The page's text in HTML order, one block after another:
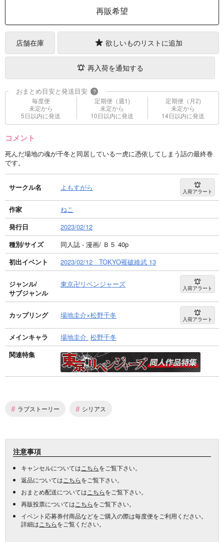
再販希望
店舗在庫 欲しいものリストに追加
再入荷を通知する
おまとめ目安と発送目安 ?
毎度便
未定から
5日以内に発送
定期便（週1)
未定から
10日以内に発送
定期便（月2)
未定から
14日以内に発送
コメント
死んだ場地の魂が千冬と同居している一虎に憑依してしまう話の最終巻
です。
サークル名 よもすがら 入荷アラート
作家
ねこ
発行日
2023/02/12
種別/サイズ
同人誌 - 漫画/ Ｂ５ 40p
初出イベント
2023/02/12 TOKYO罹破維武 13
ジャンル/
サブジャンル
東京卍リベンジャーズ 入荷アラート
カップリング 場地圭介×松野千冬 入荷アラート
メインキャラ 場地圭介 松野千冬
関連特集
# ラブストーリー # シリアス
注意事項
キャンセルについては こちらをご覧下さい。
返品については こちらをご覧下さい。
おまとめ配送については こちらをご覧下さい。
再販投票については こちらをご覧下さい。
イベント応募券付商品などをご購入の際は毎度便をご利用ください。
詳細は こちらをご覧ください。